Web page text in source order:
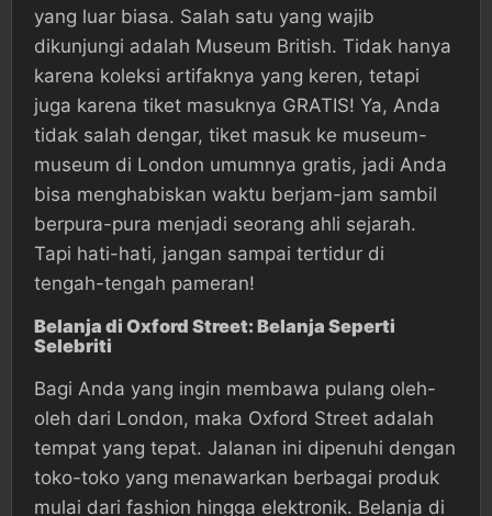
yang luar biasa. Salah satu yang wajib
dikunjungi adalah Museum British. Tidak hanya
karena koleksi artifaknya yang keren, tetapi
juga karena tiket masuknya GRATIS! Ya, Anda
tidak salah dengar, tiket masuk ke museum-
museum di London umumnya gratis, jadi Anda
bisa menghabiskan waktu berjam-jam sambil
berpura-pura menjadi seorang ahli sejarah.
Tapi hati-hati, jangan sampai tertidur di
tengah-tengah pameran!
Belanja di Oxford Street: Belanja Seperti
Selebriti
Bagi Anda yang ingin membawa pulang oleh-
oleh dari London, maka Oxford Street adalah
tempat yang tepat. Jalanan ini dipenuhi dengan
toko-toko yang menawarkan berbagai produk
mulai dari fashion hingga elektronik. Belanja di